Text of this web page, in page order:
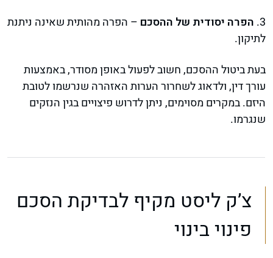
3. הפרה יסודית של ההסכם – הפרה מהותית שאינה ניתנת
לתיקון.
בעת ביטול ההסכם, חשוב לפעול באופן מסודר, באמצעות
עורך דין, ולדאוג לשחרור הערות האזהרה שנרשמו לטובת
היזם. במקרים מסוימים, ניתן לדרוש פיצויים בגין הנזקים
שנגרמו.
צ’ק ליסט מקיף לבדיקת הסכם
פינוי בינוי